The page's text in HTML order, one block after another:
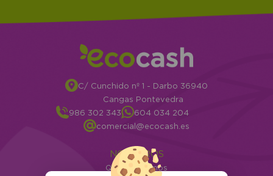
C/ Cunchido nº 1 - Darbo 36940
Cangas Pontevedra
986 302 343
604 034 204
comercial@ecocash.es
NOSOTROS
Quiénes somos